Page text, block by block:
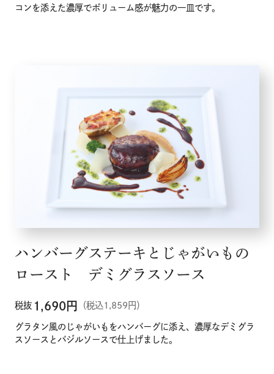
コンを添えた濃厚でボリューム感が魅力の一皿です。
ハンバーグステーキとじゃがいもの
ロースト デミグラスソース
税抜 1,690円 （税込1,859円）
グラタン風のじゃがいもをハンバーグに添え、濃厚なデミグラ
スソースとバジルソースで仕上げました。